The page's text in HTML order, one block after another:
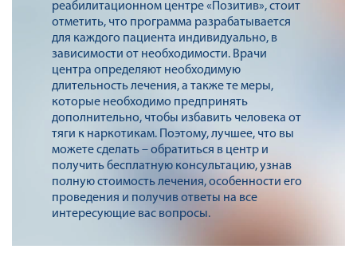
реабилитационном центре «Позитив», стоит
отметить, что программа разрабатывается
для каждого пациента индивидуально, в
зависимости от необходимости. Врачи
центра определяют необходимую
длительность лечения, а также те меры,
которые необходимо предпринять
дополнительно, чтобы избавить человека от
тяги к наркотикам. Поэтому, лучшее, что вы
можете сделать – обратиться в центр и
получить бесплатную консультацию, узнав
полную стоимость лечения, особенности его
проведения и получив ответы на все
интересующие вас вопросы.